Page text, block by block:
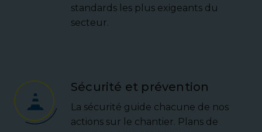
standards les plus exigeants du
secteur.
Sécurité et prévention
La sécurité guide chacune de nos
actions sur le chantier. Plans de